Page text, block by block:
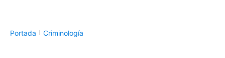
Portada Criminología